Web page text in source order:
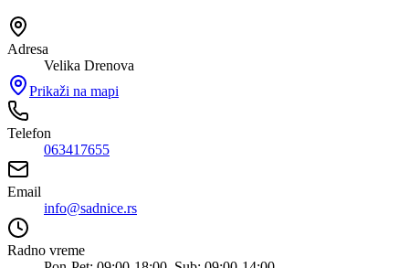
Adresa
Velika Drenova
Prikaži na mapi
Telefon
063417655
Email
info@sadnice.rs
Radno vreme